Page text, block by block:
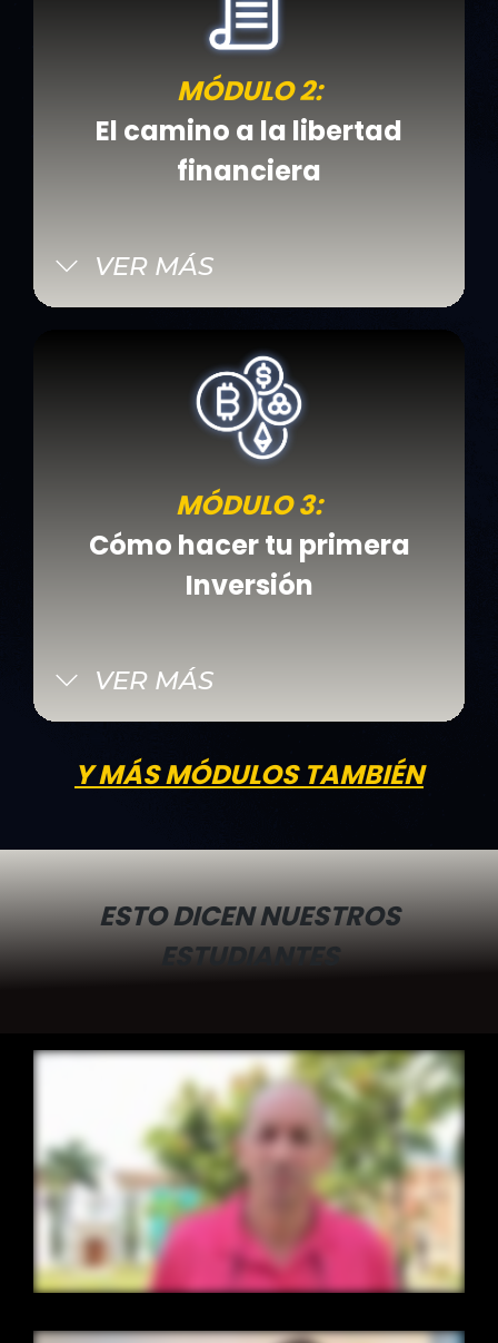
MÓDULO 2:
El camino a la libertad
financiera
VER MÁS
MÓDULO 3:
Cómo hacer tu primera
Inversión
VER MÁS
Y MÁS MÓDULOS TAMBIÉN
ESTO DICEN NUESTROS
ESTUDIANTES